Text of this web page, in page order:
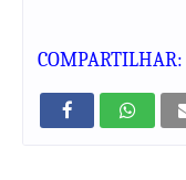
COMPARTILHAR: